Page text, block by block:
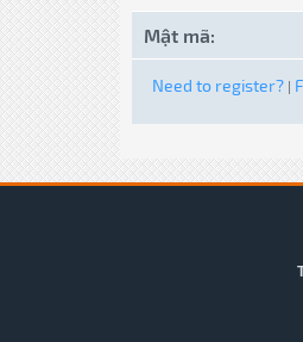
Mật mã:
Need to register?|